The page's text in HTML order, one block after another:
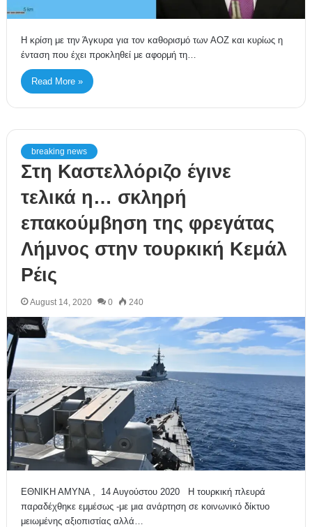
Η κρίση με την Άγκυρα για τον καθορισμό των ΑΟΖ και κυρίως η
ένταση που έχει προκληθεί με αφορμή τη…
Read More »
breaking news
Στη Καστελλόριζο έγινε
τελικά η… σκληρή
επακούμβηση της φρεγάτας
Λήμνος στην τουρκική Κεμάλ
Ρέις
August 14, 2020 0 240
ΕΘΝΙΚΗ ΑΜΥΝΑ , 14 Αυγούστου 2020 Η τουρκική πλευρά
παραδέχθηκε εμμέσως -με μια ανάρτηση σε κοινωνικό δίκτυο
μειωμένης αξιοπιστίας αλλά…